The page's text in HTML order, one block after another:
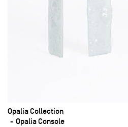
Opalia Collection
Opalia Console